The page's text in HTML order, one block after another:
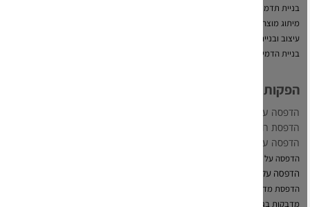
בניית תדמית עסקית
מיתוג מוצרים
עיצוב ובניית אתר אינטרנט
בניית הדמיות
הפקות דפוס
הדפסה על קנבס
הדפסת רול-אפ
הדפסה על פרספקס
הדפסה על זכוכית
הדפסה על נייר צילום
הדפסת מדבקות
מדבקות בגלילים